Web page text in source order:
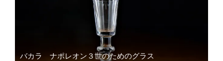
バカラ ナポレオン３世のためのグラス